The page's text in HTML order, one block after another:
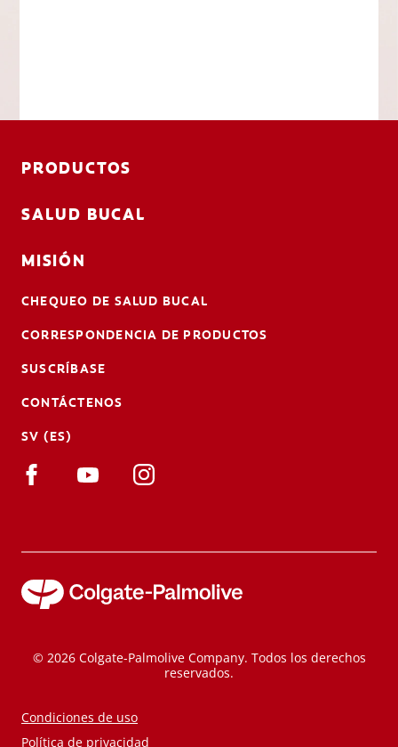
PRODUCTOS
SALUD BUCAL
MISIÓN
CHEQUEO DE SALUD BUCAL
CORRESPONDENCIA DE PRODUCTOS
SUSCRÍBASE
CONTÁCTENOS
SV (ES)
© 2026 Colgate-Palmolive Company. Todos los derechos
reservados.
Condiciones de uso
Política de privacidad